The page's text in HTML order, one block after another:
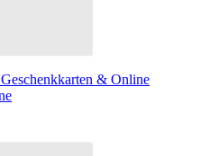
& Online